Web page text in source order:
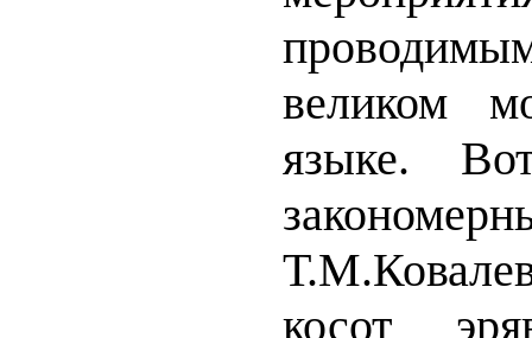
великом
языке.
косот